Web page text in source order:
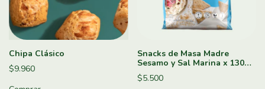
Chipa Clásico
$9.960
Snacks de Masa Madre
Sesamo y Sal Marina x 130g -
Almadre
$5.500